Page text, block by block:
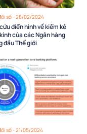
số - 28/02/2024
điển hình về kiểm kê
của các Ngân hàng
đầu Thế giới
số - 21/05/2024